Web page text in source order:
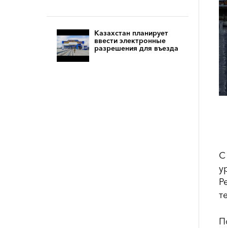
Казахстан планирует
ввести электронные
разрешения для въезда
С